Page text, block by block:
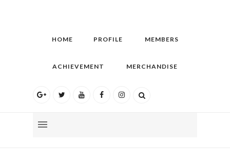
HOME PROFILE MEMBERS
ACHIEVEMENT MERCHANDISE